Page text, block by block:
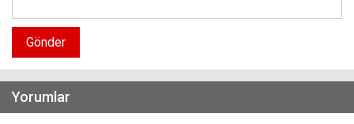
Gönder
Yorumlar